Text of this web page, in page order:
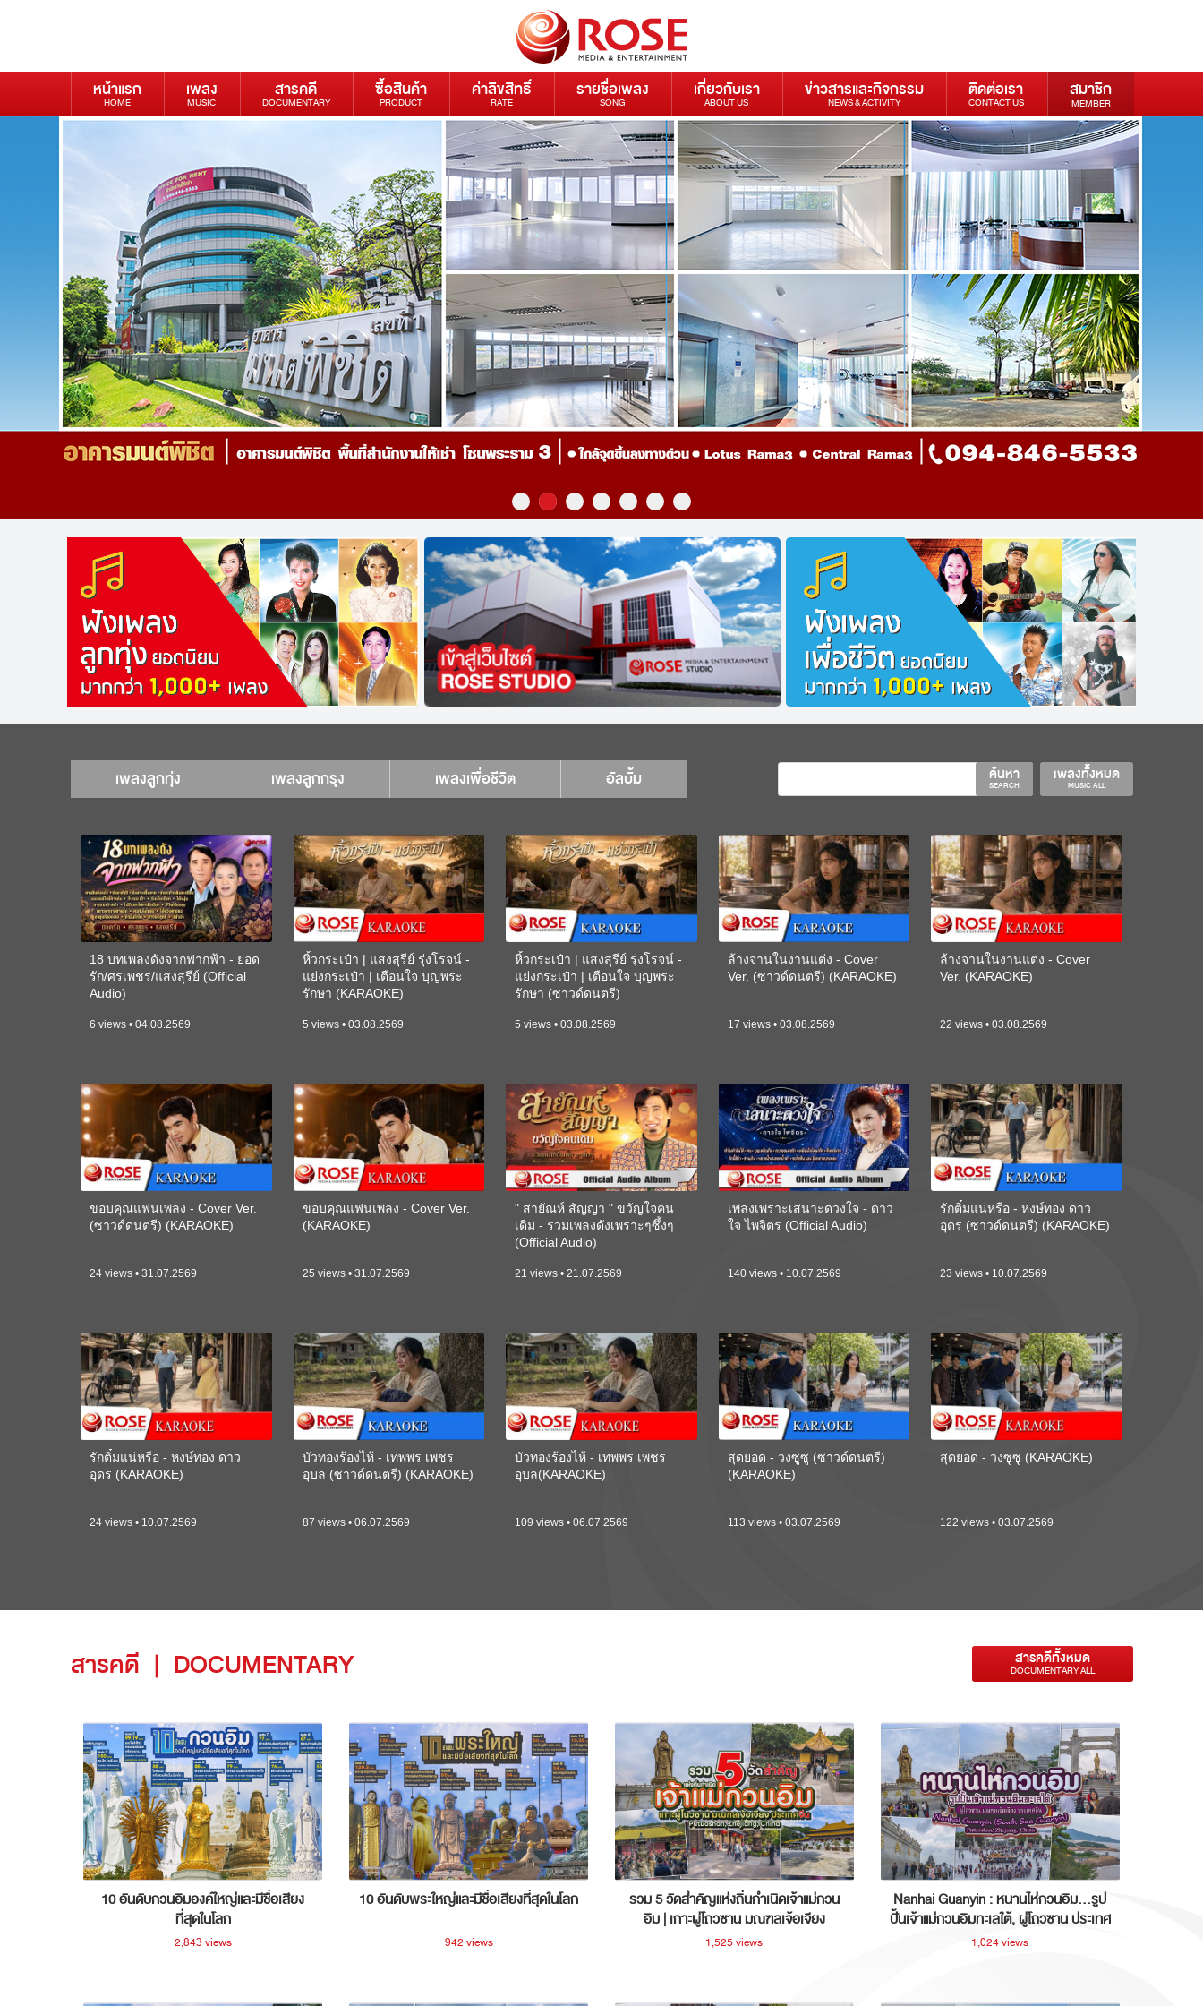
หน้าแรก
HOME
เพลง
MUSIC
สารคดี
DOCUMENTARY
ซื้อสินค้า
PRODUCT
ค่าลิขสิทธิ์
RATE
รายชื่อเพลง
SONG
เกี่ยวกับเรา
ABOUT US
ข่าวสารและกิจกรรม
NEWS & ACTIVITY
ติดต่อเรา
CONTACT US
สมาชิก
MEMBER
เพลงลูกทุ่ง เพลงลูกกรุง เพลงเพื่อชีวิต อัลบั้ม เพลงทั้งหมด
MUSIC ALL
ค้นหา
SEARCH
18 บทเพลงดังจากฟากฟ้า - ยอด
รัก/ศรเพชร/แสงสุรีย์ (Official
Audio)
6 views • 04.08.2569
หิ้วกระเป๋า | แสงสุรีย์ รุ่งโรจน์ -
แย่งกระเป๋า | เตือนใจ บุญพระ
รักษา (KARAOKE)
5 views • 03.08.2569
หิ้วกระเป๋า | แสงสุรีย์ รุ่งโรจน์ -
แย่งกระเป๋า | เตือนใจ บุญพระ
รักษา (ซาวด์ดนตรี)
5 views • 03.08.2569
ล้างจานในงานแต่ง - Cover
Ver. (ซาวด์ดนตรี) (KARAOKE)
17 views • 03.08.2569
ล้างจานในงานแต่ง - Cover
Ver. (KARAOKE)
22 views • 03.08.2569
ขอบคุณแฟนเพลง - Cover Ver.
(ซาวด์ดนตรี) (KARAOKE)
24 views • 31.07.2569
ขอบคุณแฟนเพลง - Cover Ver.
(KARAOKE)
25 views • 31.07.2569
" สายัณห์ สัญญา " ขวัญใจคน
เดิม - รวมเพลงดังเพราะๆซึ้งๆ
(Official Audio)
21 views • 21.07.2569
เพลงเพราะเสนาะดวงใจ - ดาว
ใจ ไพจิตร (Official Audio)
140 views • 10.07.2569
รักติ๋มแน่หรือ - หงษ์ทอง ดาว
อุดร (ซาวด์ดนตรี) (KARAOKE)
23 views • 10.07.2569
รักติ๋มแน่หรือ - หงษ์ทอง ดาว
อุดร (KARAOKE)
24 views • 10.07.2569
บัวทองร้องไห้ - เทพพร เพชร
อุบล (ซาวด์ดนตรี) (KARAOKE)
87 views • 06.07.2569
บัวทองร้องไห้ - เทพพร เพชร
อุบล(KARAOKE)
109 views • 06.07.2569
สุดยอด - วงซูซู (ซาวด์ดนตรี)
(KARAOKE)
113 views • 03.07.2569
สุดยอด - วงซูซู (KARAOKE)
122 views • 03.07.2569
สารคดี | DOCUMENTARY สารคดีทั้งหมด
DOCUMENTARY ALL
10 อันดับกวนอิมองค์ใหญ่และมีชื่อเสียง
ที่สุดในโลก
2,843 views
10 อันดับพระใหญ่และมีชื่อเสียงที่สุดในโลก
942 views
รวม 5 วัดสำคัญแห่งถิ่นกำเนิดเจ้าแม่กวน
อิม | เกาะผู่โถวซาน มณฑลเจ้อเจียง
ประเทศจีน
1,525 views
Nanhai Guanyin : หนานไห่กวนอิม...รูป
ปั้นเจ้าแม่กวนอิมทะเลใต้, ผู่โถวซาน ประเทศ
จีน
1,024 views